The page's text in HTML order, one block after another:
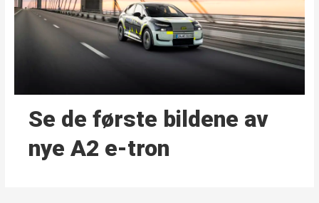
Se de første bildene av
nye A2 e-tron